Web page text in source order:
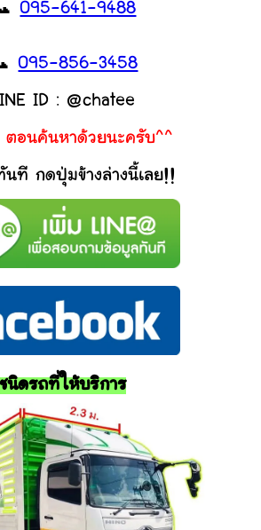
095-641-9488
095-856-3458
ID : @chatee
อนค้นหาด้วยนะครับ^^
นที กดปุ่มข้างล่างนี้เลย!!
ชนิดรถที่ให้บริการ